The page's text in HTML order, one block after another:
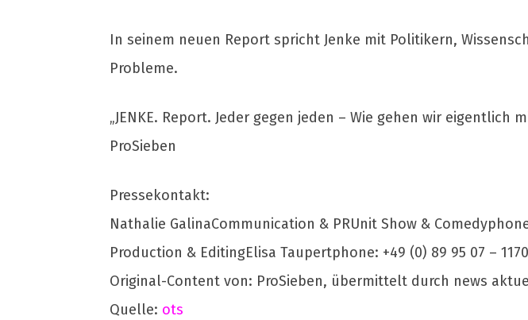
In seinem neuen Report spricht Jenke mit Politikern,
Probleme.
„JENKE. Report. Jeder gegen jeden – Wie gehen wir eigentlich
ProSieben
Pressekontakt:
Nathalie GalinaCommunication & PRUnit Show &
Production & EditingElisa Taupertphone: +49 (0) 89 95 07 –
Original-Content von: ProSieben, übermittelt durch news
Quelle: ots